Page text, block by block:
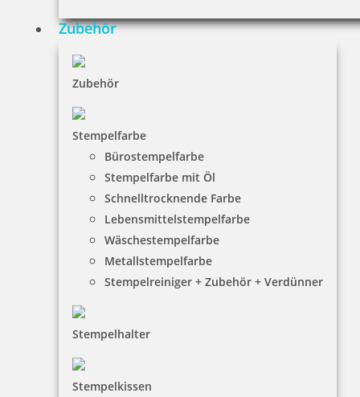
Zubehör
Zubehör
Stempelfarbe
Bürostempelfarbe
Stempelfarbe mit Öl
Schnelltrocknende Farbe
Lebensmittelstempelfarbe
Wäschestempelfarbe
Metallstempelfarbe
Stempelreiniger + Zubehör + Verdünner
Stempelhalter
Stempelkissen
HINWEISE